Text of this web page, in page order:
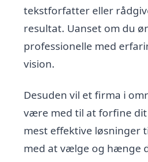
tekstforfatter eller
resultat. Uanset om du
professionelle med
vision.
Desuden vil et firma i
være med til at forfine
mest effektive løsninger
med at vælge og hænge